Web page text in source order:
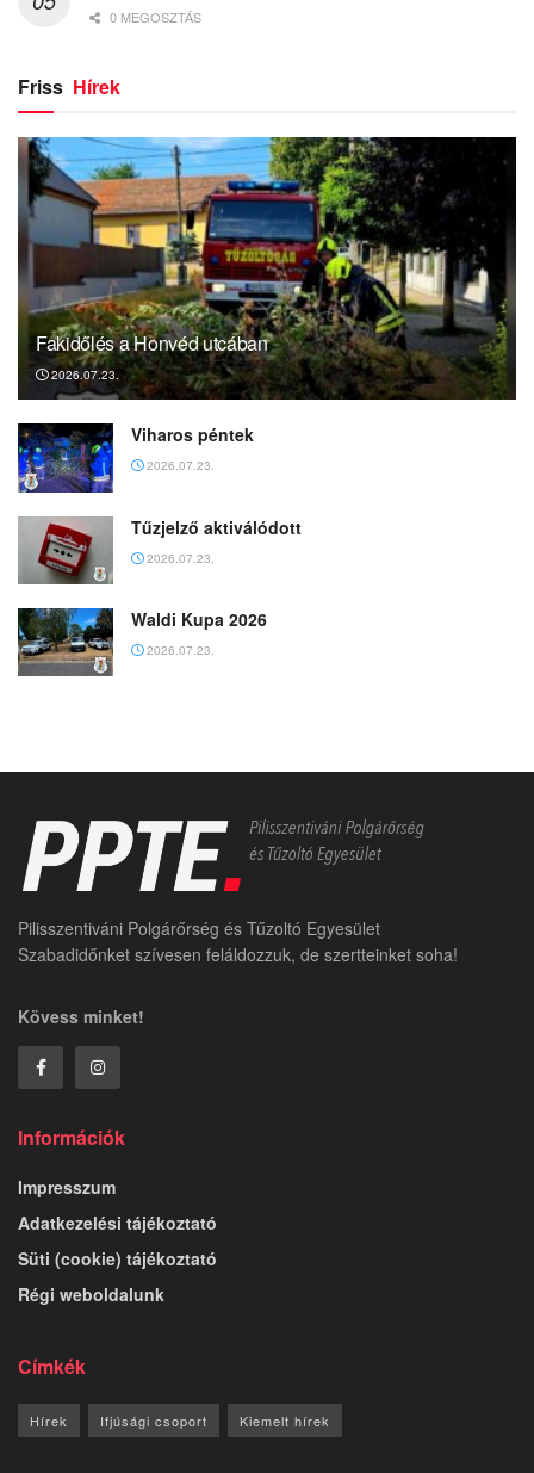
0 MEGOSZTÁS
Friss Hírek
Fakidőlés a Honvéd utcában
2026.07.23.
Viharos péntek
2026.07.23.
Tűzjelző aktiválódott
2026.07.23.
Waldi Kupa 2026
2026.07.23.
Pilisszentiváni Polgárőrség és Tűzoltó Egyesület
Szabadidőnket szívesen feláldozzuk, de szertteinket soha!
Kövess minket!
Információk
Impresszum
Adatkezelési tájékoztató
Süti (cookie) tájékoztató
Régi weboldalunk
Címkék
Hírek Ifjúsági csoport Kiemelt hírek